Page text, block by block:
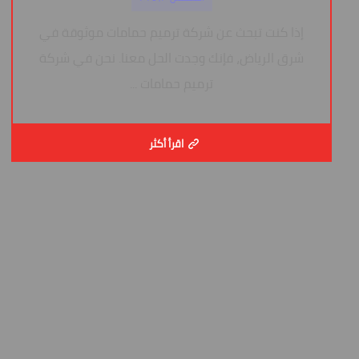
اقرأ أكثر